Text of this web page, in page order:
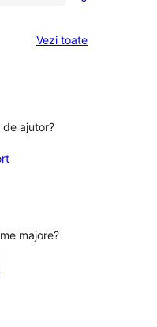
Vezi toaterecenziile
de ajutor?
majore?